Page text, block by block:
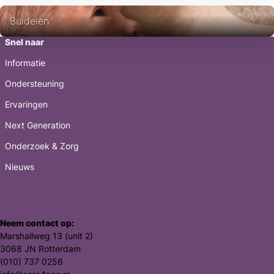
Buidelen
Snel naar
Informatie
Ondersteuning
Ervaringen
Next Generation
Onderzoek & Zorg
Nieuws
Neem contact op:
Marshallweg 13 (unit 2)
3068 JN Rotterdam
(010) 737 0256